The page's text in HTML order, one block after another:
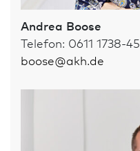
Andrea Boose
Telefon: 0611 1738-45
boose@akh.de